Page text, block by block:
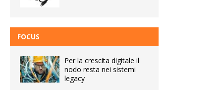
FOCUS
Per la crescita digitale il
nodo resta nei sistemi
legacy